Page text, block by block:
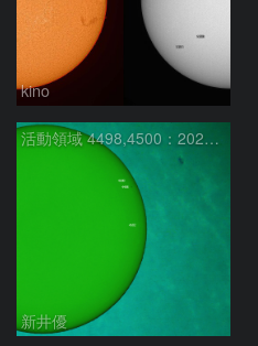
kino
活動領域 4498,4500：2026/08/08
新井優